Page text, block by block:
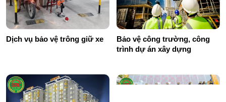
Dịch vụ bảo vệ trông giữ xe
Bảo vệ công trường, công
trình dự án xây dựng